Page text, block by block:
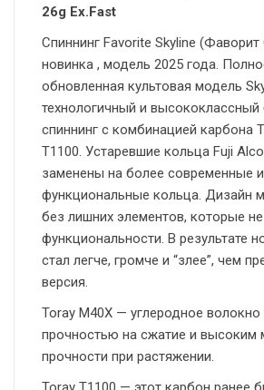
26g Ex.Fast
Спиннинг Favorite Skyline (Фаворит
новинка , модель 2025 года.
обновленная культовая модель
технологичный и
спиннинг с комбинацией карбона
T1100. Устаревшие кольца Fuji
заменены на более современные и
функциональные кольца. Дизайн
без лишних элементов, которые не
функциональности. В результате
стал легче, громче и “злее”, чем
версия.
Toray M40X — углеродное
прочностью на сжатие и высоким
прочности при растяжении.